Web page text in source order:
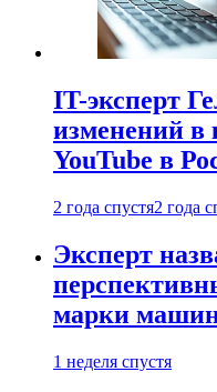
IT-эксперт
изменений в
YouTube в
2 года спустя2 года
Эксперт
марки
1 неделя спустя